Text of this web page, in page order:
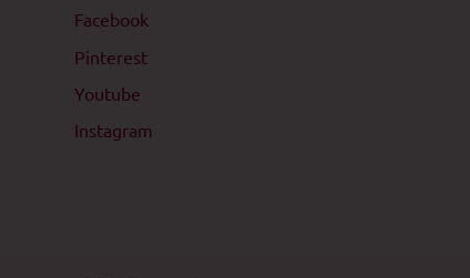
Facebook
Pinterest
Youtube
Instagram